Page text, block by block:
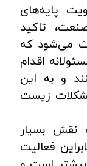
پایه‌های
تاکید
می‌شود که
اقدام
و به این
زیست
نقش بسیار
فعالیت‌